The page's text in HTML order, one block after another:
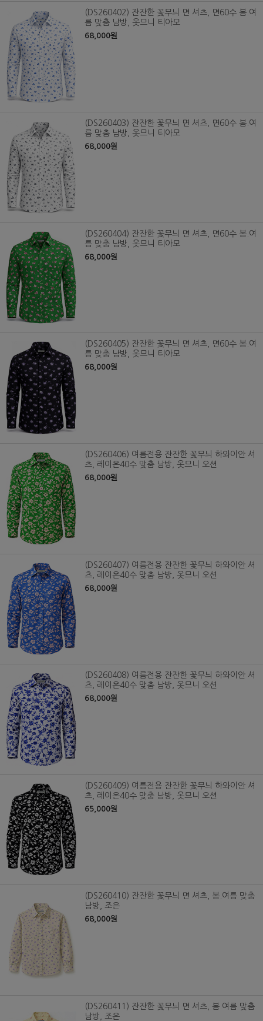
(DS260402) 잔잔한 꽃무늬 면 셔츠, 면60수 봄.여
름 맞춤 남방, 옷므니 티아모
68,000원
(DS260403) 잔잔한 꽃무늬 면 셔츠, 면60수 봄.여
름 맞춤 남방, 옷므니 티아모
68,000원
(DS260404) 잔잔한 꽃무늬 면 셔츠, 면60수 봄.여
름 맞춤 남방, 옷므니 티아모
68,000원
(DS260405) 잔잔한 꽃무늬 면 셔츠, 면60수 봄.여
름 맞춤 남방, 옷므니 티아모
68,000원
(DS260406) 여름전용 잔잔한 꽃무늬 하와이안 셔
츠, 레이온40수 맞춤 남방, 옷므니 오션
68,000원
(DS260407) 여름전용 잔잔한 꽃무늬 하와이안 셔
츠, 레이온40수 맞춤 남방, 옷므니 오션
68,000원
(DS260408) 여름전용 잔잔한 꽃무늬 하와이안 셔
츠, 레이온40수 맞춤 남방, 옷므니 오션
68,000원
(DS260409) 여름전용 잔잔한 꽃무늬 하와이안 셔
츠, 레이온40수 맞춤 남방, 옷므니 오션
65,000원
(DS260410) 잔잔한 꽃무늬 면 셔츠, 봄.여름 맞춤
남방, 조은
68,000원
(DS260411) 잔잔한 꽃무늬 면 셔츠, 봄.여름 맞춤
남방, 조은